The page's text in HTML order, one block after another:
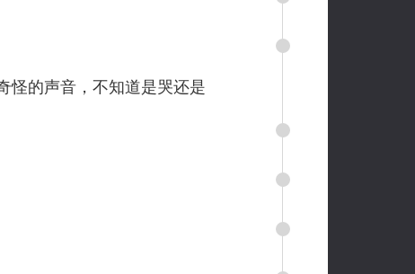
的声音，不知道是哭还是